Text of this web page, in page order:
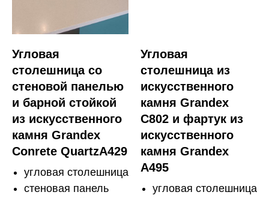
Угловая
столешница со
стеновой панелью
и барной стойкой
из искусственного
камня Grandex
Conrete QuartzA429
угловая столешница
стеновая панель
Угловая
столешница из
искусственного
камня Grandex
C802 и фартук из
искусственного
камня Grandex
A495
угловая столешница